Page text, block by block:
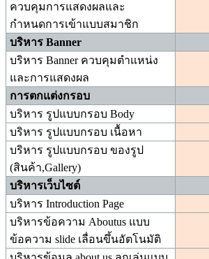
ควบคุมการแสดงผลและ
กำหนดการเข้าแบบสมาชิก
บริหาร Banner
บริหาร Banner ควบคุมตำแหน่ง
และการแสดงผล
การตกแต่งกรอบ
บริหาร รูปแบบกรอบ Body
บริหาร รูปแบบกรอบ เนื้อหา
บริหาร รูปแบบกรอบ ของรูป
(สินค้า,Gallery)
บริหารเว็บไซต์
บริหาร Introduction Page
บริหารข้อความ Aboutus แบบ
ข้อความ slide เลื่อนขึ้นอัตโนมัติ